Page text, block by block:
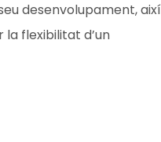
desenvolupament, així
flexibilitat d’un